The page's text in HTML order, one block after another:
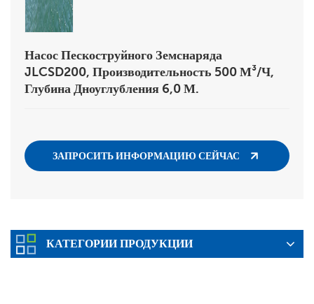
Насос Пескоструйного Земснаряда
JLCSD200, Производительность 500 М³/ч,
Глубина Дноуглубления 6,0 М.
ЗАПРОСИТЬ ИНФОРМАЦИЮ СЕЙЧАС
КАТЕГОРИИ ПРОДУКЦИИ